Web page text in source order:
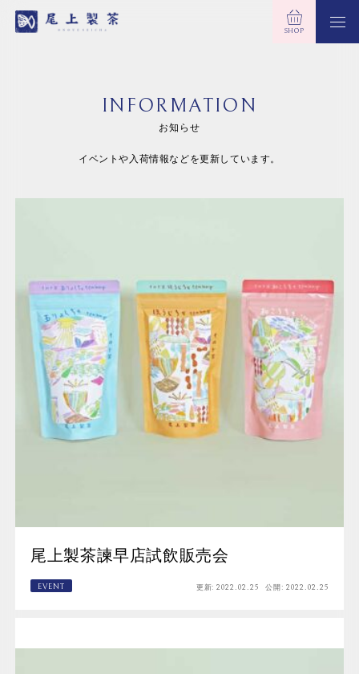
SHOP
INFORMATION
お知らせ
イベントや入荷情報などを更新しています。
尾上製茶諫早店試飲販売会
EVENT 更新:2022.02.25 公開: 2022.02.25